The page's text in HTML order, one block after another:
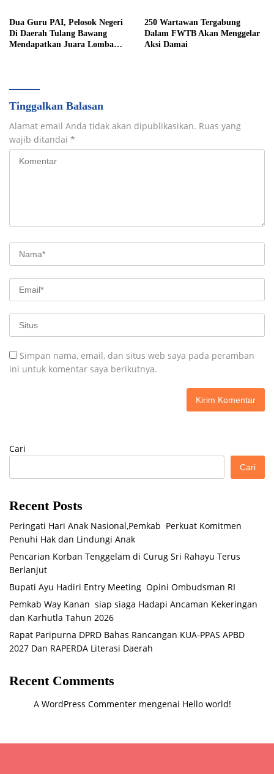
Dua Guru PAI, Pelosok Negeri
Di Daerah Tulang Bawang
Mendapatkan Juara Lomba
250 Wartawan Tergabung
Dalam FWTB Akan Menggelar
Aksi Damai
Tinggalkan Balasan
Alamat email Anda tidak akan dipublikasikan. Ruas yang
wajib ditandai *
Simpan nama, email, dan situs web saya pada peramban
ini untuk komentar saya berikutnya.
Cari
Cari
Recent Posts
Peringati Hari Anak Nasional,Pemkab Perkuat Komitmen
Penuhi Hak dan Lindungi Anak
Pencarian Korban Tenggelam di Curug Sri Rahayu Terus
Berlanjut
Bupati Ayu Hadiri Entry Meeting Opini Ombudsman RI
Pemkab Way Kanan siap siaga Hadapi Ancaman Kekeringan
dan Karhutla Tahun 2026
Rapat Paripurna DPRD Bahas Rancangan KUA-PPAS APBD
2027 Dan RAPERDA Literasi Daerah
Recent Comments
A WordPress Commenter mengenai Hello world!